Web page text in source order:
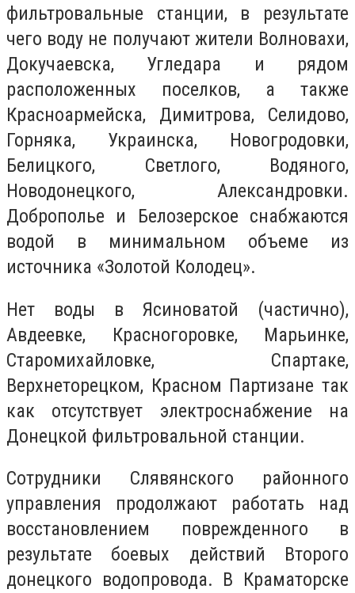
фильтровальные станции, в результате
чего воду не получают жители Волновахи,
Докучаевска, Угледара и рядом
расположенных поселков, а также
Красноармейска, Димитрова, Селидово,
Горняка, Украинска, Новогродовки,
Белицкого, Светлого, Водяного,
Новодонецкого, Александровки.
Доброполье и Белозерское снабжаются
водой в минимальном объеме из
источника «Золотой Колодец».
Нет воды в Ясиноватой (частично),
Авдеевке, Красногоровке, Марьинке,
Старомихайловке, Спартаке,
Верхнеторецком, Красном Партизане так
как отсутствует электроснабжение на
Донецкой фильтровальной станции.
Сотрудники Слявянского районного
управления продолжают работать над
восстановлением поврежденного в
результате боевых действий Второго
донецкого водопровода. В Краматорске